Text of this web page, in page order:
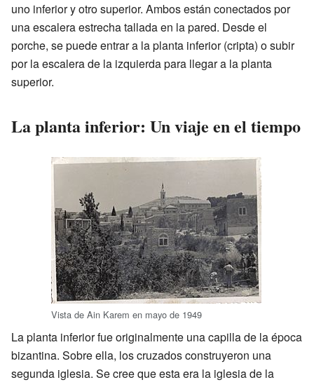
uno inferior y otro superior. Ambos están conectados por
una escalera estrecha tallada en la pared. Desde el
porche, se puede entrar a la planta inferior (cripta) o subir
por la escalera de la izquierda para llegar a la planta
superior.
La planta inferior: Un viaje en el tiempo
Vista de Ain Karem en mayo de 1949
La planta inferior fue originalmente una capilla de la época
bizantina. Sobre ella, los cruzados construyeron una
segunda iglesia. Se cree que esta era la iglesia de la